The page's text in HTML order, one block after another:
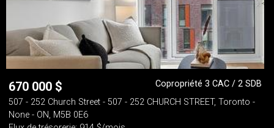
670 000 $
Copropriété 3 CAC / 2 SDB
507 - 252 Church Street - 507 - 252 CHURCH STREET, Toronto -
None - ON, M5B 0E6